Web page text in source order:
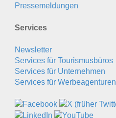
Pressemeldungen
Services
Newsletter
Services für Tourismusbüros
Services für Unternehmen
Services für Werbeagenturen